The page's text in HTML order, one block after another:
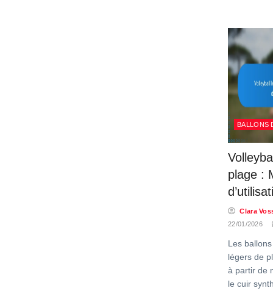
BALLONS
plage :
Clara
22/01/2026
Les
légers de
à partir de
le cuir